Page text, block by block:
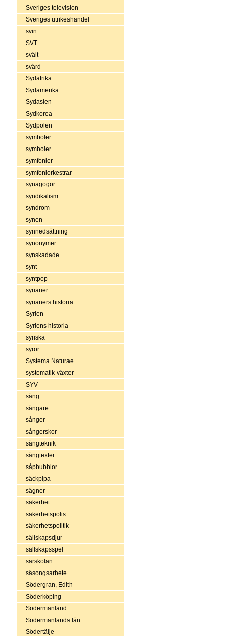
Sveriges television
Sveriges utrikeshandel
svin
SVT
svält
svärd
Sydafrika
Sydamerika
Sydasien
Sydkorea
Sydpolen
symboler
symboler
symfonier
symfoniorkestrar
synagogor
syndikalism
syndrom
synen
synnedsättning
synonymer
synskadade
synt
syntpop
syrianer
syrianers historia
Syrien
Syriens historia
syriska
syror
Systema Naturae
systematik-växter
SYV
sång
sångare
sånger
sångerskor
sångteknik
sångtexter
såpbubblor
säckpipa
sägner
säkerhet
säkerhetspolis
säkerhetspolitik
sällskapsdjur
sällskapsspel
särskolan
säsongsarbete
Södergran, Edith
Söderköping
Södermanland
Södermanlands län
Södertälje